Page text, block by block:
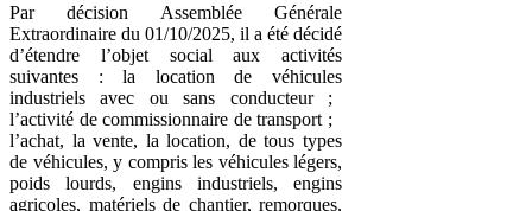
Par décision Assemblée Générale
Extraordinaire du 01/10/2025, il a été décidé
d’étendre l’objet social aux activités
suivantes : la location de véhicules
industriels avec ou sans conducteur ;
l’activité de commissionnaire de transport ;
l’achat, la vente, la location, de tous types
de véhicules, y compris les véhicules légers,
poids lourds, engins industriels, engins
agricoles, matériels de chantier, remorques,